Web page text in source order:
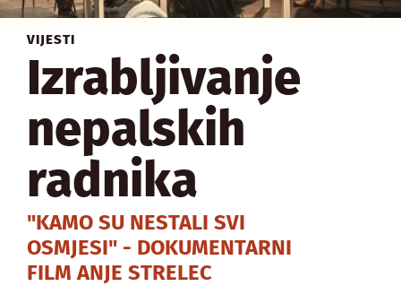
VIJESTI
Izrabljivanje
nepalskih
radnika
"KAMO SU NESTALI SVI
OSMJESI" - DOKUMENTARNI
FILM ANJE STRELEC